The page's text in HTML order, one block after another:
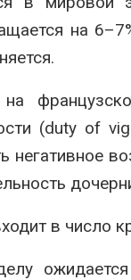
на
(duty of
негативное
в число